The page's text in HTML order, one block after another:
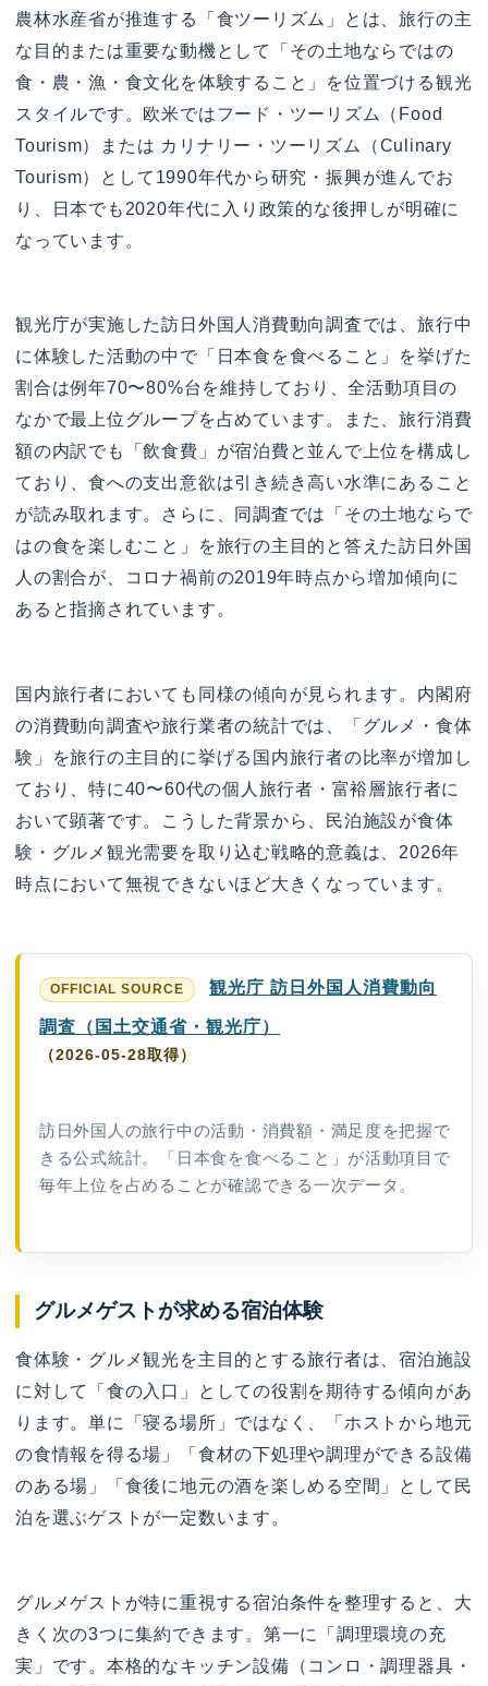
農林水産省が推進する「食ツーリズム」とは、旅行の主
な目的または重要な動機として「その土地ならではの
食・農・漁・食文化を体験すること」を位置づける観光
スタイルです。欧米ではフード・ツーリズム（Food
Tourism）または カリナリー・ツーリズム（Culinary
Tourism）として1990年代から研究・振興が進んでお
り、日本でも2020年代に入り政策的な後押しが明確に
なっています。
観光庁が実施した訪日外国人消費動向調査では、旅行中
に体験した活動の中で「日本食を食べること」を挙げた
割合は例年70〜80%台を維持しており、全活動項目の
なかで最上位グループを占めています。また、旅行消費
額の内訳でも「飲食費」が宿泊費と並んで上位を構成し
ており、食への支出意欲は引き続き高い水準にあること
が読み取れます。さらに、同調査では「その土地ならで
はの食を楽しむこと」を旅行の主目的と答えた訪日外国
人の割合が、コロナ禍前の2019年時点から増加傾向に
あると指摘されています。
国内旅行者においても同様の傾向が見られます。内閣府
の消費動向調査や旅行業者の統計では、「グルメ・食体
験」を旅行の主目的に挙げる国内旅行者の比率が増加し
ており、特に40〜60代の個人旅行者・富裕層旅行者に
おいて顕著です。こうした背景から、民泊施設が食体
験・グルメ観光需要を取り込む戦略的意義は、2026年
時点において無視できないほど大きくなっています。
観光庁 訪日外国人消費動向
調査（国土交通省・観光庁）
（2026-05-28取得）
訪日外国人の旅行中の活動・消費額・満足度を把握で
きる公式統計。「日本食を食べること」が活動項目で
毎年上位を占めることが確認できる一次データ。
グルメゲストが求める宿泊体験
食体験・グルメ観光を主目的とする旅行者は、宿泊施設
に対して「食の入口」としての役割を期待する傾向があ
ります。単に「寝る場所」ではなく、「ホストから地元
の食情報を得る場」「食材の下処理や調理ができる設備
のある場」「食後に地元の酒を楽しめる空間」として民
泊を選ぶゲストが一定数います。
グルメゲストが特に重視する宿泊条件を整理すると、大
きく次の3つに集約できます。第一に「調理環境の充
実」です。本格的なキッチン設備（コンロ・調理器具・